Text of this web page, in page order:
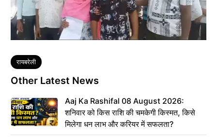
Tags
रायबरेली
Other Latest News
Aaj Ka Rashifal 08 August 2026:
शनिवार को किस राशि की चमकेगी किस्मत, किसे
मिलेगा धन लाभ और करियर में सफलता?